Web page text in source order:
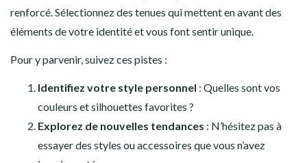
renforcé. Sélectionnez des tenues qui mettent en avant des
éléments de votre identité et vous font sentir unique.
Pour y parvenir, suivez ces pistes :
Identifiez votre style personnel : Quelles sont vos
couleurs et silhouettes favorites ?
Explorez de nouvelles tendances : N’hésitez pas à
essayer des styles ou accessoires que vous n’avez